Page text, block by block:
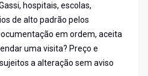
hospitais, escolas,
de alto padrão pelos
em ordem, aceita
uma visita? Preço e
a alteração sem aviso